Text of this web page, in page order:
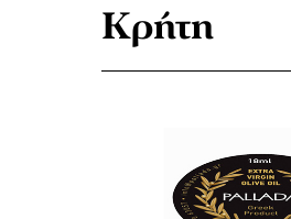
Κρήτη